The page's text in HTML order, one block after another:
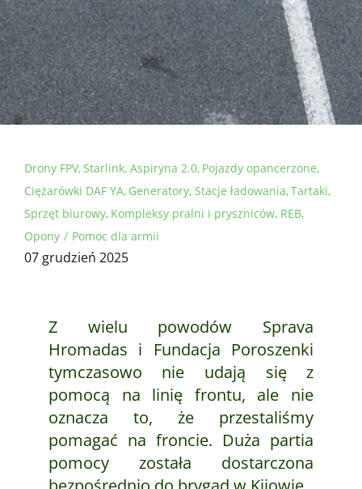
Drony FPV Starlink Aspiryna 2.0 Pojazdy opancerzone
Ciężarówki DAF YA Generatory Stacje ładowania Tartaki
Sprzęt biurowy Kompleksy pralni i pryszniców REB
Opony
Pomoc dla armii
07 grudzień 2025
Z wielu powodów Sprava
Hromadas i Fundacja Poroszenki
tymczasowo nie udają się z
pomocą na linię frontu, ale nie
oznacza to, że przestaliśmy
pomagać na froncie. Duża partia
pomocy została dostarczona